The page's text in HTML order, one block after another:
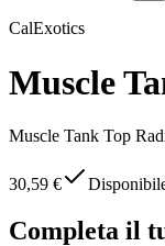
CalExotics
Muscle
Muscle Tank Top
30,59 €
Completa il